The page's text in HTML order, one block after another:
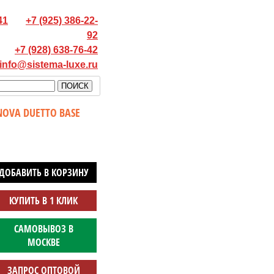
+7 (925) 386-22-
92
+7 (928) 638-76-42
info@sistema-luxe.ru
DUETTO BASE
В КОРЗИНУ
КУПИТЬ В 1 КЛИК
САМОВЫВОЗ В
МОСКВЕ
ЗАПРОС ОПТОВОЙ